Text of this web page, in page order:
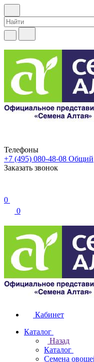
Телефоны
+7 (495) 080-48-08 Общий
Заказать звонок
0
0
Кабинет
Каталог
Назад
Каталог
Семена